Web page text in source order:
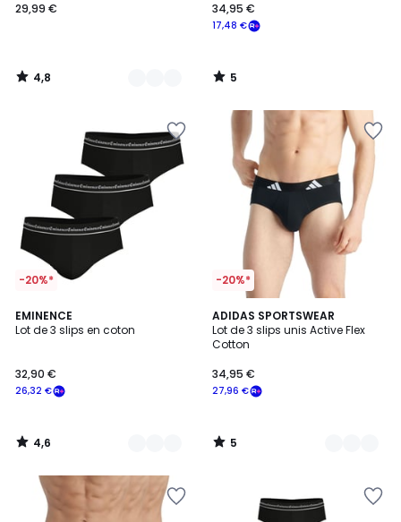
29,99 €
4,8
/
17,48 €
34,95 €
5
/
-20%*
EMINENCE
Lot de 3 slips en coton
26,32 €
32,90 €
4,6
/ 5
2
Couleurs
4,6
/
-20%*
ADIDAS SPORTSWEAR
Lot de 3 slips unis Active Flex
Cotton
27,96 €
34,95 €
5
/
5
3
Couleurs
5
/